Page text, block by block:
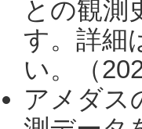
との観測
す。詳細
い。（
アメダス